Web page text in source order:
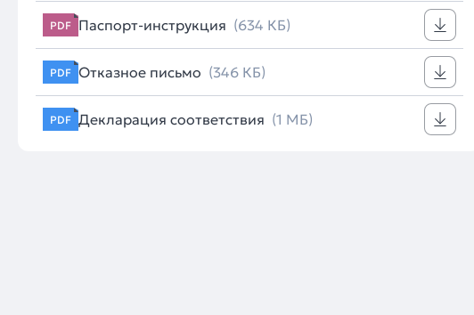
PDF Паспорт-инструкция (634 КБ)
PDF Отказное письмо (346 КБ)
PDF Декларация соответствия (1 МБ)